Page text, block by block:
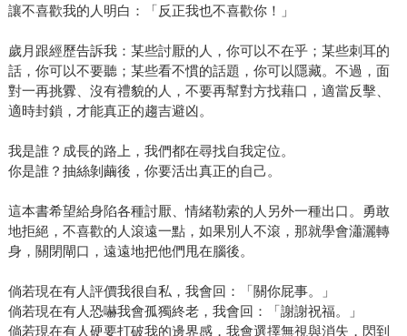
讓不喜歡我的人明白：「反正我也不喜歡你！」
歲月跟經歷告訴我：某些討厭的人，你可以不在乎；某些刺耳的
話，你可以不要聽；某些看不慣的話題，你可以隱藏。不過，面
對一再挑釁、沒有禮貌的人，不要再幫對方找藉口，適當反擊、
適時封鎖，才能真正的趨吉避凶。
我是誰？成長的路上，我們都在尋找自我定位。
你是誰？抽絲剝繭後，你要活出真正的自己。
這本書希望給身陷各種討厭、情緒勒索的人另外一種出口。勇敢
地拒絕，不喜歡的人滾遠一點，如果別人不滾，那就學會瀟灑轉
身，關閉閘口，遠遠地把他們甩在腦後。
倘若現在有人評價我很自私，我會回：「關你屁事。」
倘若現在有人恐嚇我會孤獨終老，我會回：「謝謝祝福。」
倘若現在有人硬要打破我的邊界感，我會選擇無視與消失，閃到